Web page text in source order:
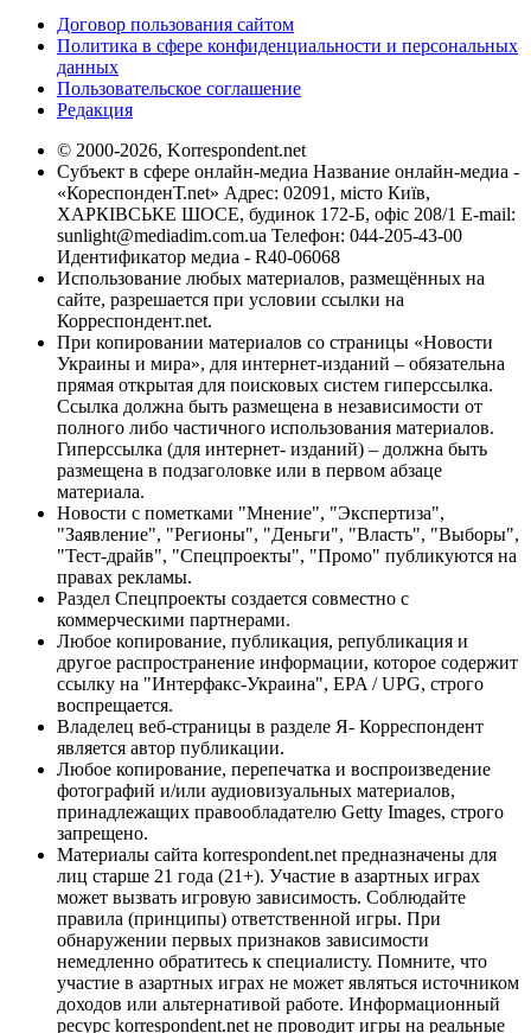
Договор пользования сайтом
Политика в сфере конфиденциальности и персональных
данных
Пользовательское соглашение
Редакция
© 2000-2026, Korrespondent.net
Субъект в сфере онлайн-медиа Название онлайн-медиа -
«КореспонденТ.net» Адрес: 02091, місто Київ,
ХАРКІВСЬКЕ ШОСЕ, будинок 172-Б, офіс 208/1 E-mail:
sunlight@mediadim.com.ua Телефон: 044-205-43-00
Идентификатор медиа - R40-06068
Использование любых материалов, размещённых на
сайте, разрешается при условии ссылки на
Корреспондент.net.
При копировании материалов со страницы «Новости
Украины и мира», для интернет-изданий – обязательна
прямая открытая для поисковых систем гиперссылка.
Ссылка должна быть размещена в независимости от
полного либо частичного использования материалов.
Гиперссылка (для интернет- изданий) – должна быть
размещена в подзаголовке или в первом абзаце
материала.
Новости с пометками "Мнение", "Экспертиза",
"Заявление", "Регионы", "Деньги", "Власть", "Выборы",
"Тест-драйв", "Спецпроекты", "Промо" публикуются на
правах рекламы.
Раздел Спецпроекты создается совместно с
коммерческими партнерами.
Любое копирование, публикация, републикация и
другое распространение информации, которое содержит
ссылку на "Интерфакс-Украина", EPA / UPG, строго
воспрещается.
Владелец веб-страницы в разделе Я- Корреспондент
является автор публикации.
Любое копирование, перепечатка и воспроизведение
фотографий и/или аудиовизуальных материалов,
принадлежащих правообладателю Getty Images, строго
запрещено.
Материалы сайта korrespondent.net предназначены для
лиц старше 21 года (21+). Участие в азартных играх
может вызвать игровую зависимость. Соблюдайте
правила (принципы) ответственной игры. При
обнаружении первых признаков зависимости
немедленно обратитесь к специалисту. Помните, что
участие в азартных играх не может являться источником
доходов или альтернативой работе. Информационный
ресурс korrespondent.net не проводит игры на реальные